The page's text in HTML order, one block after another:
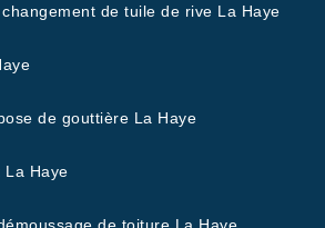
de tuile de rive La Haye
de gouttière La Haye
La Haye
de toiture La Haye